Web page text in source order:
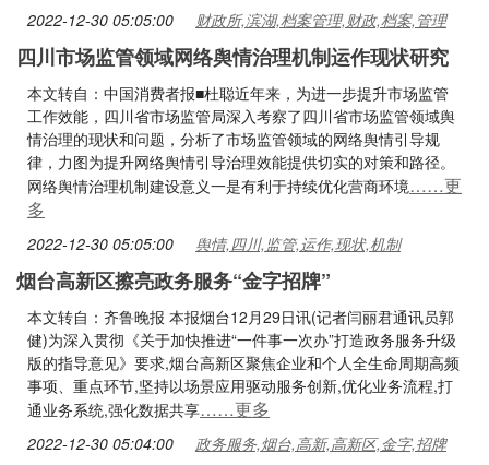
2022-12-30 05:05:00 财政所,滨湖,档案管理,财政,档案,管理
四川市场监管领域网络舆情治理机制运作现状研究
本文转自：中国消费者报■杜聪近年来，为进一步提升市场监管
工作效能，四川省市场监管局深入考察了四川省市场监管领域舆
情治理的现状和问题，分析了市场监管领域的网络舆情引导规
律，力图为提升网络舆情引导治理效能提供切实的对策和路径。
网络舆情治理机制建设意义一是有利于持续优化营商环境……更
多
2022-12-30 05:05:00 舆情,四川,监管,运作,现状,机制
烟台高新区擦亮政务服务“金字招牌”
本文转自：齐鲁晚报 本报烟台12月29日讯(记者闫丽君通讯员郭
健)为深入贯彻《关于加快推进“一件事一次办”打造政务服务升级
版的指导意见》要求,烟台高新区聚焦企业和个人全生命周期高频
事项、重点环节,坚持以场景应用驱动服务创新,优化业务流程,打
通业务系统,强化数据共享……更多
2022-12-30 05:04:00 政务服务,烟台,高新,高新区,金字,招牌